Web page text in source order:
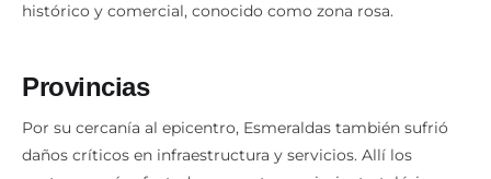
histórico y comercial, conocido como zona rosa.
Provincias
Por su cercanía al epicentro, Esmeraldas también sufrió
daños críticos en infraestructura y servicios. Allí los